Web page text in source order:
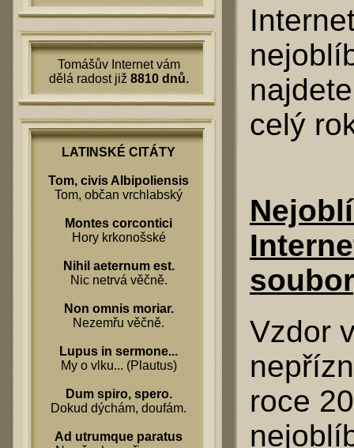
Tomášův Internet vám
dělá radost již 8810 dnů.
LATINSKÉ CITÁTY
Tom, civis Albipoliensis
Tom, občan vrchlabský
Montes corcontici
Hory krkonošské
Nihil aeternum est.
Nic netrvá věčně.
Non omnis moriar.
Nezemřu věčně.
Lupus in sermone...
My o vlku... (Plautus)
Dum spiro, spero.
Dokud dýchám, doufám.
Ad utrumque paratus
celý
Vzdor
roce